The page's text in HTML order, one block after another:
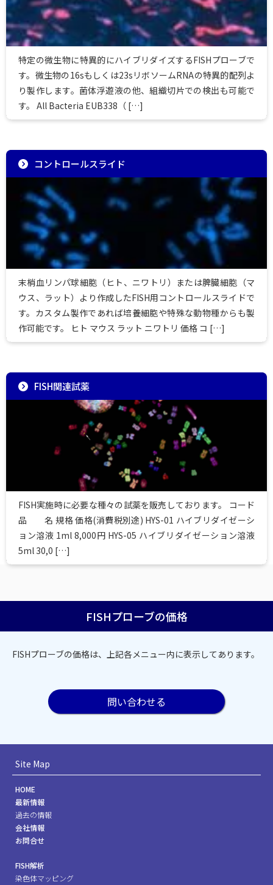
特定の微生物に特異的にハイブリダイズするFISHプローブで
す。微生物の16sもしくは23sリボソームRNAの特異的配列よ
り製作します。菌体浮遊液の他、組織切片での検出も可能で
す。 All Bacteria EUB338（ […]
コントロールスライド
末梢血リンパ球細胞（ヒト、ニワトリ）または脾臓細胞（マ
ウス、ラット）より作成したFISH用コントロールスライドで
す。カスタム製作であれば培養細胞や特殊な動物種からも製
作可能です。 ヒト マウス ラット ニワトリ 価格 コ […]
FISH関連試薬
FISH実施時に必要な種々の試薬を販売しております。 コード
品 名 規格 価格(消費税別途) HYS-01 ハイブリダイゼーシ
ョン溶液 1ml 8,000円 HYS-05 ハイブリダイゼーション溶液
5ml 30,0 […]
FISHプローブの価格
FISHプローブの価格は、上記各メニュー内に表示してあります。
問い合わせる
Site Map
HOME
最新情報
過去の情報
会社情報
お問合せ
FISH解析
染色体マッピング